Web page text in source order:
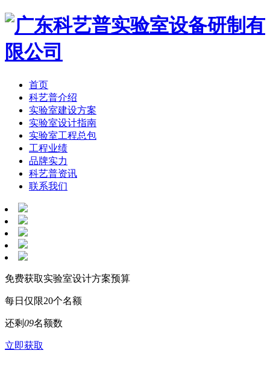
首页
科艺普介绍
实验室建设方案
实验室设计指南
实验室工程总包
工程业绩
品牌实力
科艺普资讯
联系我们
免费获取实验室设计方案预算
每日仅限20个名额
还剩09名额数
立即获取